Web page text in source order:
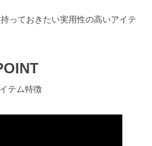
っておきたい実用性の高いアイテ
テム特徴